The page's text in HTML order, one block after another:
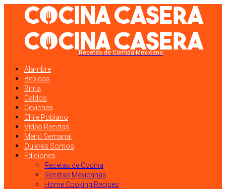
Recetas de Comida Mexicana
Alambre
Bebidas
Birria
Caldos
Ceviches
Chile Poblano
Vídeo Recetas
Menú Semanal
Quieres Somos
Ediciones
Recetas de Cocina
Recetas Mexicanas
Home Cooking Recipes